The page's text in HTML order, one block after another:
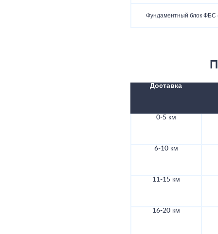
Фундаментный блок ФБС
Доставка
0-5 км
6-10 км
11-15 км
16-20 км